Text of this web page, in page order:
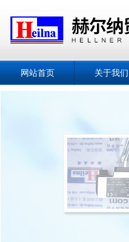
网站首页 关于我们